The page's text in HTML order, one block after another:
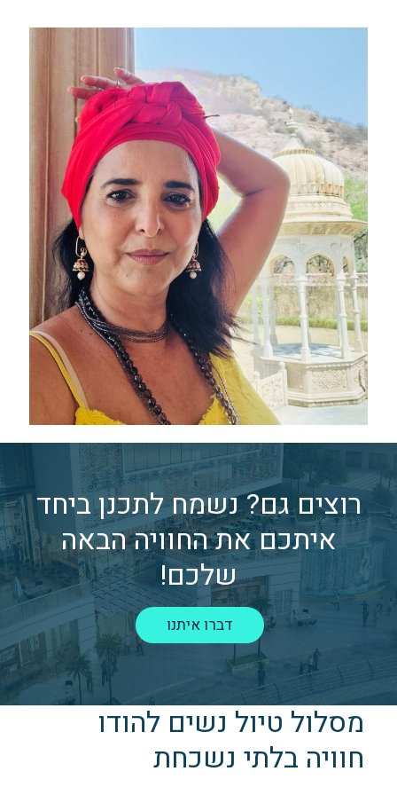
רוצים גם? נשמח לתכנן ביחד
איתכם את החוויה הבאה
שלכם!
דברו איתנו
מסלול טיול נשים להודו
חוויה בלתי נשכחת